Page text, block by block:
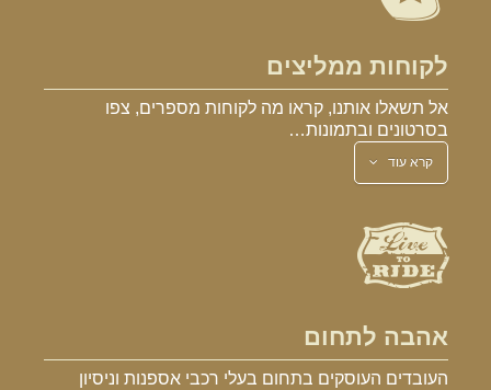
לקוחות ממליצים
אל תשאלו אותנו, קראו מה לקוחות מספרים, צפו
בסרטונים ובתמונות…
קרא עוד
אהבה לתחום
העובדים העוסקים בתחום בעלי רכבי אספנות וניסיון